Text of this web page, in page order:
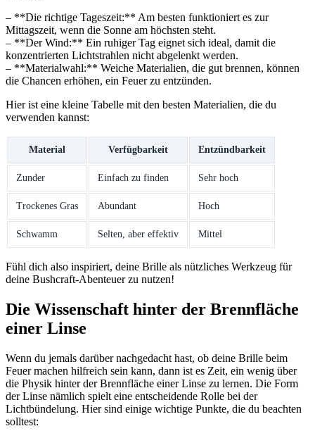
– **Die richtige Tageszeit:** Am besten funktioniert es zur
Mittagszeit, wenn die Sonne am höchsten steht.
– **Der ​Wind:** Ein ruhiger Tag eignet sich ideal, damit die
konzentrierten Lichtstrahlen nicht abgelenkt werden.
– **Materialwahl:** Weiche‍ Materialien, die gut brennen, ⁢können
die Chancen erhöhen, ein Feuer zu entzünden.
Hier ist eine kleine Tabelle mit den besten Materialien, die du
verwenden kannst:
Material Verfügbarkeit Entzündbarkeit
Zunder Einfach zu finden Sehr hoch
Trockenes Gras Abundant Hoch
Schwamm Selten, aber effektiv Mittel
Fühl dich also inspiriert, deine Brille als nützliches Werkzeug für
deine Bushcraft-Abenteuer zu⁢ nutzen!
Die Wissenschaft ‌hinter der⁣ Brennfläche
einer Linse
Wenn du jemals darüber nachgedacht hast, ​ob deine Brille beim
Feuer machen hilfreich sein kann, dann ist es Zeit, ⁤ein wenig über
die Physik hinter der Brennfläche einer Linse zu lernen. Die Form
der Linse ‌nämlich spielt eine entscheidende Rolle bei der
Lichtbündelung. Hier sind​ einige wichtige Punkte, die du beachten
solltest: